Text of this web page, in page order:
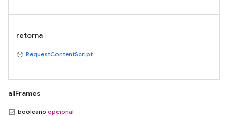
retorna
RequestContentScript
allFrames
booleano opcional